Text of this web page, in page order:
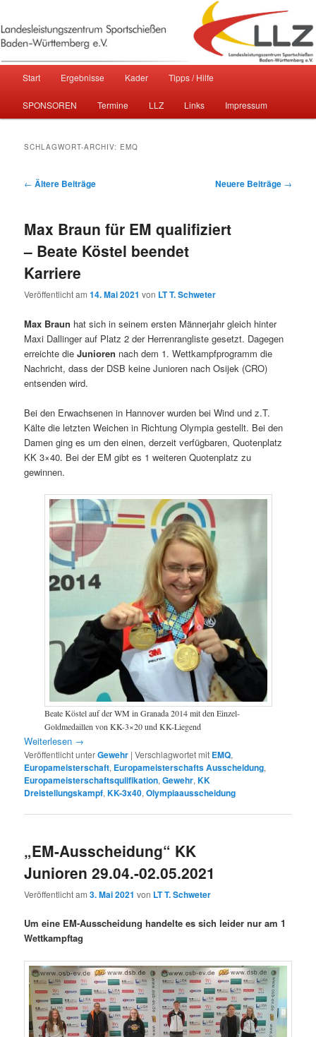
Landesleistungszentrum
Sportschießen Baden-Württemberg
e.V.
Zum primären Inhalt springen
Zum sekundären Inhalt springen
Start Ergebnisse Kader Tipps / Hilfe
SPONSOREN Termine LLZ Links Impressum
SCHLAGWORT-ARCHIV: EMQ
Beitragsnavigation
← Ältere Beiträge Neuere Beiträge →
Max Braun für EM qualifiziert
– Beate Köstel beendet
Karriere
Veröffentlicht am14. Mai 2021 von LT T. Schweter
Max Braun hat sich in seinem ersten Männerjahr gleich hinter
Maxi Dallinger auf Platz 2 der Herrenrangliste gesetzt. Dagegen
erreichte dieJunioren nach dem 1. Wettkampfprogramm die
Nachricht, dass der DSB keine Junioren nach Osijek (CRO)
entsenden wird.
Bei den Erwachsenen in Hannover wurden bei Wind und z.T.
Kälte die letzten Weichen in Richtung Olympia gestellt. Bei den
Damen ging es um den einen, derzeit verfügbaren, Quotenplatz
KK 3×40. Bei der EM gibt es 1 weiteren Quotenplatz zu
gewinnen.
Beate Köstel auf der WM in Granada 2014 mit den Einzel-
Goldmedaillen von KK-3×20 und KK-Liegend
Weiterlesen →
Veröffentlicht unterGewehr |Verschlagwortet mit EMQ,
Europameisterschaft, Europameisterschafts Ausscheidung,
Europameisterschaftsqulifikation,Gewehr,KK
Dreistellungskampf,KK-3x40,Olympiaausscheidung
„EM-Ausscheidung“ KK
Junioren 29.04.-02.05.2021
Veröffentlicht am3. Mai 2021 von LT T. Schweter
Um eine EM-Ausscheidung handelte es sich leider nur am 1
Wettkampftag